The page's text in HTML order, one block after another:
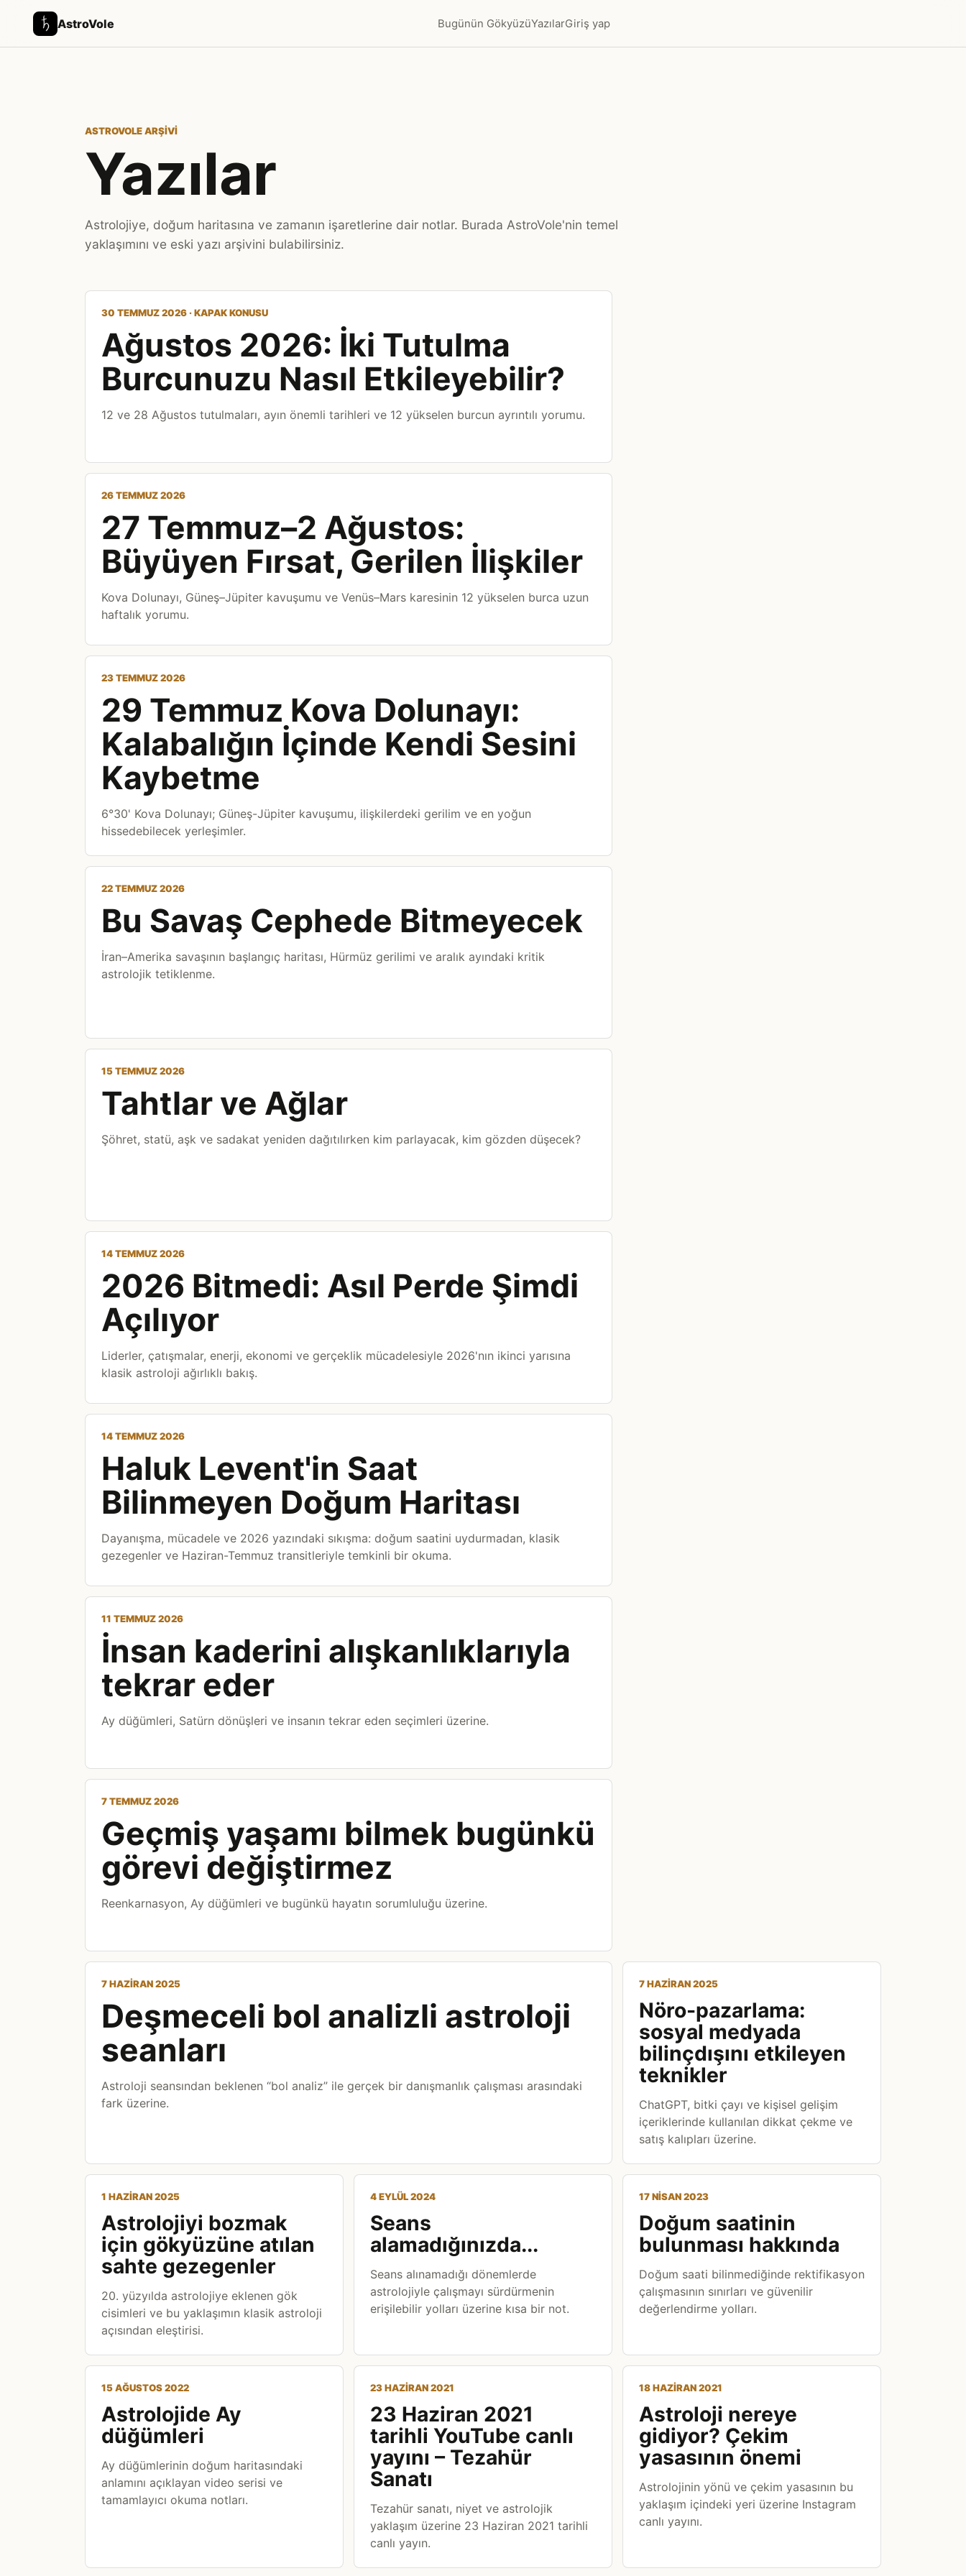
AstroVole Bugünün GökyüzüYazılarGiriş yap
ASTROVOLE ARŞIVI
Yazılar
Astrolojiye, doğum haritasına ve zamanın işaretlerine dair notlar. Burada AstroVole'nin temel
yaklaşımını ve eski yazı arşivini bulabilirsiniz.
30 TEMMUZ 2026 · KAPAK KONUSU
Ağustos 2026: İki Tutulma
Burcunuzu Nasıl Etkileyebilir?
12 ve 28 Ağustos tutulmaları, ayın önemli tarihleri ve 12 yükselen burcun ayrıntılı yorumu.
26 TEMMUZ 2026
27 Temmuz–2 Ağustos:
Büyüyen Fırsat, Gerilen İlişkiler
Kova Dolunayı, Güneş–Jüpiter kavuşumu ve Venüs–Mars karesinin 12 yükselen burca uzun
haftalık yorumu.
23 TEMMUZ 2026
29 Temmuz Kova Dolunayı:
Kalabalığın İçinde Kendi Sesini
Kaybetme
6°30' Kova Dolunayı; Güneş-Jüpiter kavuşumu, ilişkilerdeki gerilim ve en yoğun
hissedebilecek yerleşimler.
22 TEMMUZ 2026
Bu Savaş Cephede Bitmeyecek
İran–Amerika savaşının başlangıç haritası, Hürmüz gerilimi ve aralık ayındaki kritik
astrolojik tetiklenme.
15 TEMMUZ 2026
Tahtlar ve Ağlar
Şöhret, statü, aşk ve sadakat yeniden dağıtılırken kim parlayacak, kim gözden düşecek?
14 TEMMUZ 2026
2026 Bitmedi: Asıl Perde Şimdi
Açılıyor
Liderler, çatışmalar, enerji, ekonomi ve gerçeklik mücadelesiyle 2026'nın ikinci yarısına
klasik astroloji ağırlıklı bakış.
14 TEMMUZ 2026
Haluk Levent'in Saat
Bilinmeyen Doğum Haritası
Dayanışma, mücadele ve 2026 yazındaki sıkışma: doğum saatini uydurmadan, klasik
gezegenler ve Haziran-Temmuz transitleriyle temkinli bir okuma.
11 TEMMUZ 2026
İnsan kaderini alışkanlıklarıyla
tekrar eder
Ay düğümleri, Satürn dönüşleri ve insanın tekrar eden seçimleri üzerine.
7 TEMMUZ 2026
Geçmiş yaşamı bilmek bugünkü
görevi değiştirmez
Reenkarnasyon, Ay düğümleri ve bugünkü hayatın sorumluluğu üzerine.
7 HAZIRAN 2025
Deşmeceli bol analizli astroloji
seanları
Astroloji seansından beklenen “bol analiz” ile gerçek bir danışmanlık çalışması arasındaki
fark üzerine.
7 HAZIRAN 2025
Nöro-pazarlama:
sosyal medyada
bilinçdışını etkileyen
teknikler
ChatGPT, bitki çayı ve kişisel gelişim
içeriklerinde kullanılan dikkat çekme ve
satış kalıpları üzerine.
1 HAZIRAN 2025
Astrolojiyi bozmak
için gökyüzüne atılan
sahte gezegenler
20. yüzyılda astrolojiye eklenen gök
cisimleri ve bu yaklaşımın klasik astroloji
açısından eleştirisi.
4 EYLÜL 2024
Seans
alamadığınızda...
Seans alınamadığı dönemlerde
astrolojiyle çalışmayı sürdürmenin
erişilebilir yolları üzerine kısa bir not.
17 NISAN 2023
Doğum saatinin
bulunması hakkında
Doğum saati bilinmediğinde rektifikasyon
çalışmasının sınırları ve güvenilir
değerlendirme yolları.
15 AĞUSTOS 2022
Astrolojide Ay
düğümleri
Ay düğümlerinin doğum haritasındaki
anlamını açıklayan video serisi ve
tamamlayıcı okuma notları.
23 HAZIRAN 2021
23 Haziran 2021
tarihli YouTube canlı
yayını – Tezahür
Sanatı
Tezahür sanatı, niyet ve astrolojik
yaklaşım üzerine 23 Haziran 2021 tarihli
canlı yayın.
18 HAZIRAN 2021
Astroloji nereye
gidiyor? Çekim
yasasının önemi
Astrolojinin yönü ve çekim yasasının bu
yaklaşım içindeki yeri üzerine Instagram
canlı yayını.